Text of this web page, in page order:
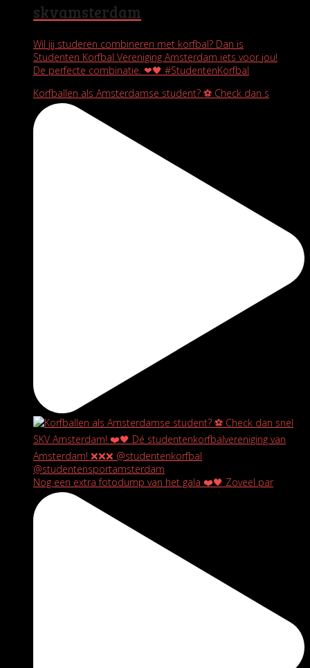
skvamsterdam
Wil jij studeren combineren met korfbal? Dan is
Studenten Korfbal Vereniging Amsterdam iets voor jou!
De perfecte combinatie. ❤🖤 #StudentenKorfbal
Korfballen als Amsterdamse student? ⚽️ Check dan s
Nog een extra fotodump van het gala ❤️🖤 Zoveel par